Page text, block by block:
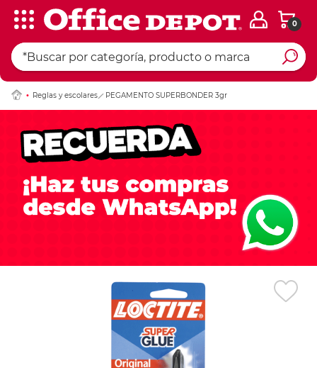
0
Reglas y escolares PEGAMENTO SUPERBONDER 3gr
Ingresar Codigo